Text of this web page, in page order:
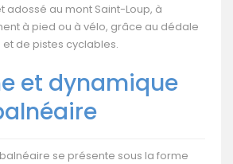
adossé au mont Saint-Loup, à
à pied ou à vélo, grâce au dédale
et de pistes cyclables.
et dynamique
se présente sous la forme